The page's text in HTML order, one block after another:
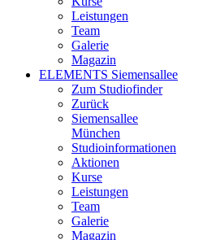
Leistungen
Team
Galerie
Magazin
ELEMENTS Siemensallee
Zum Studiofinder
Zurück
Siemens­allee
München
Studioinformationen
Aktionen
Kurse
Leistungen
Team
Galerie
Magazin